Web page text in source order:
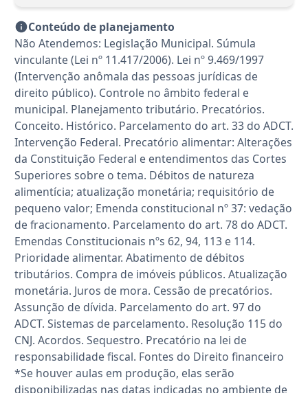
Conteúdo de planejamento
Não Atendemos: Legislação Municipal. Súmula
vinculante (Lei nº 11.417/2006). Lei nº 9.469/1997
(Intervenção anômala das pessoas jurídicas de
direito público). Controle no âmbito federal e
municipal. Planejamento tributário. Precatórios.
Conceito. Histórico. Parcelamento do art. 33 do ADCT.
Intervenção Federal. Precatório alimentar: Alterações
da Constituição Federal e entendimentos das Cortes
Superiores sobre o tema. Débitos de natureza
alimentícia; atualização monetária; requisitório de
pequeno valor; Emenda constitucional nº 37: vedação
de fracionamento. Parcelamento do art. 78 do ADCT.
Emendas Constitucionais nºs 62, 94, 113 e 114.
Prioridade alimentar. Abatimento de débitos
tributários. Compra de imóveis públicos. Atualização
monetária. Juros de mora. Cessão de precatórios.
Assunção de dívida. Parcelamento do art. 97 do
ADCT. Sistemas de parcelamento. Resolução 115 do
CNJ. Acordos. Sequestro. Precatório na lei de
responsabilidade fiscal. Fontes do Direito financeiro
*Se houver aulas em produção, elas serão
disponibilizadas nas datas indicadas no ambiente de